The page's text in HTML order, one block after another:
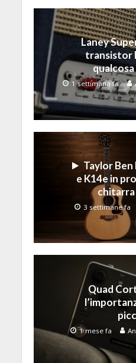
Laney
transistor
qualcosa
1 settimana fa
Taylor
e K14e in
chitarra
3 settimane fa
Quad
1 mese fa